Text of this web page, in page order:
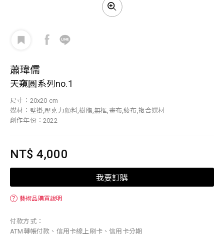
蕭瑋儒
天窺圓系列no.1
尺寸：20x20 cm
媒材：壁掛,壓克力顏料,樹脂,無框,畫布,綾布,複合媒材
創作年份：2022
NT$ 4,000
我要訂購
？ 藝術品購買說明
付款方式：
ATM轉帳付款、信用卡線上刷卡、信用卡分期